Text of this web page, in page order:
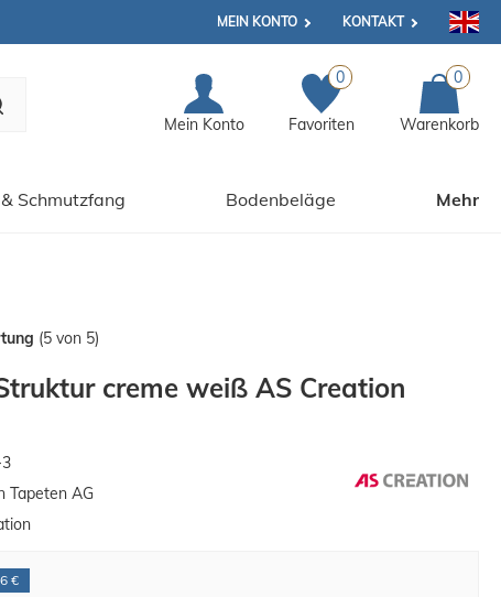
MEIN KONTO KONTAKT
Mein Konto
0
Favoriten
0
Warenkorb
Schmutzfang Bodenbeläge Mehr
creme weiß AS Creation
Tapeten AG
€
(5 von 5)